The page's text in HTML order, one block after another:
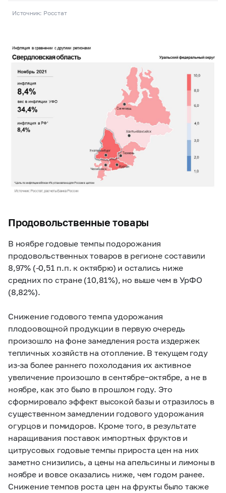
Источник: Росстат
Продовольственные товары
В ноябре годовые темпы подорожания
продовольственных товаров в регионе составили
8,97% (-0,51 п.п. к октябрю) и остались ниже
средних по стране (10,81%), но выше чем в УрФО
(8,82%).
Снижение годового темпа удорожания
плодоовощной продукции в первую очередь
произошло на фоне замедления роста издержек
тепличных хозяйств на отопление. В текущем году
из-за более раннего похолодания их активное
увеличение произошло в сентябре–октябре, а не в
ноябре, как это было в прошлом году. Это
сформировало эффект высокой базы и отразилось в
существенном замедлении годового удорожания
огурцов и помидоров. Кроме того, в результате
наращивания поставок импортных фруктов и
цитрусовых годовые темпы прироста цен на них
заметно снизились, а цены на апельсины и лимоны в
ноябре и вовсе оказались ниже, чем годом ранее.
Снижение темпов роста цен на фрукты было также